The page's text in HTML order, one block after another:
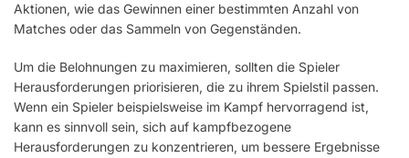
Aktionen, wie das Gewinnen einer bestimmten Anzahl von
Matches oder das Sammeln von Gegenständen.
Um die Belohnungen zu maximieren, sollten die Spieler
Herausforderungen priorisieren, die zu ihrem Spielstil passen.
Wenn ein Spieler beispielsweise im Kampf hervorragend ist,
kann es sinnvoll sein, sich auf kampfbezogene
Herausforderungen zu konzentrieren, um bessere Ergebnisse